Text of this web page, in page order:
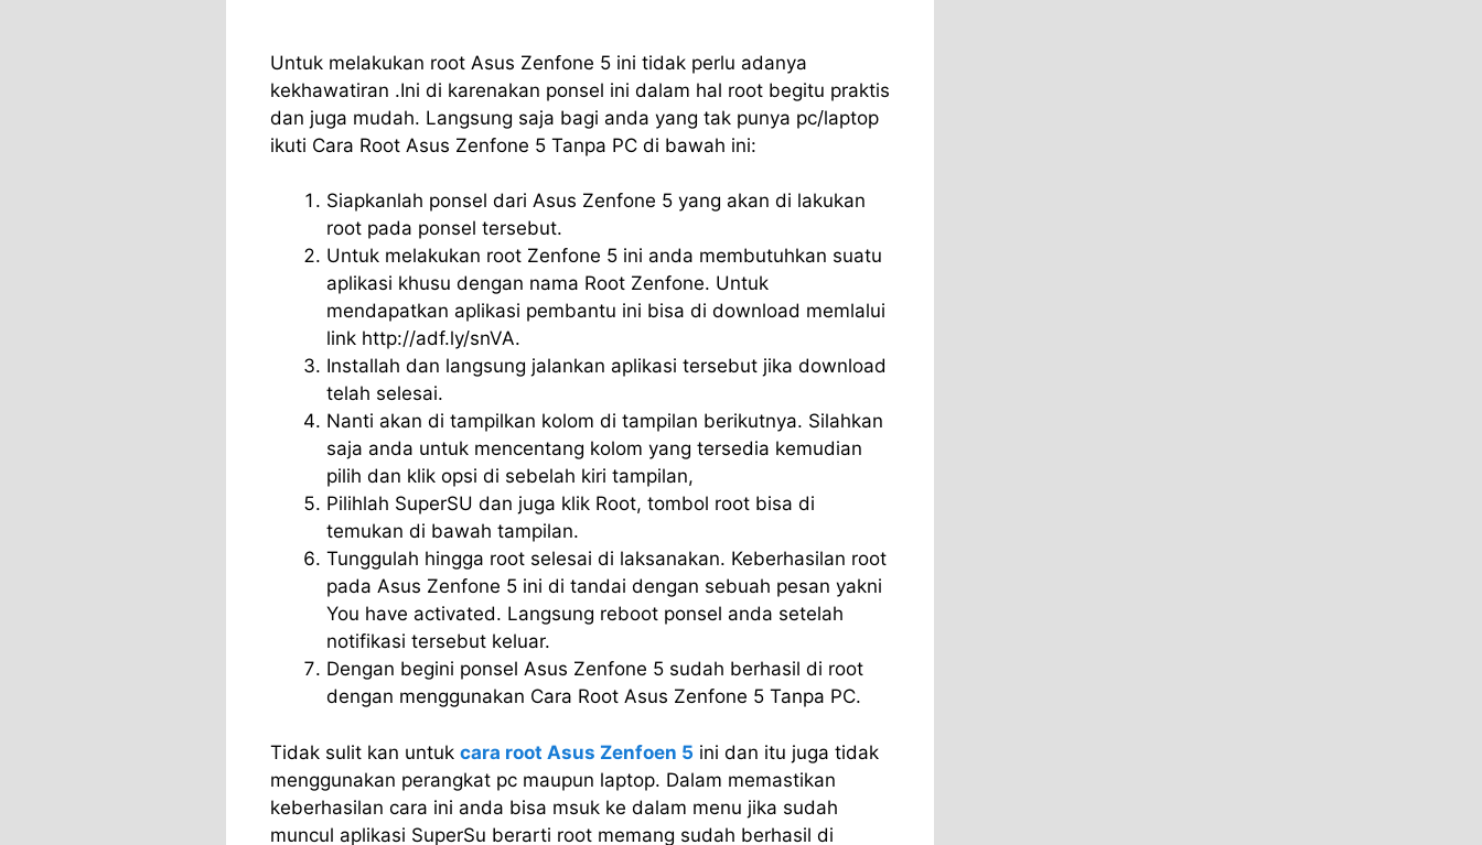
Untuk melakukan root Asus Zenfone 5 ini tidak perlu adanya
kekhawatiran .Ini di karenakan ponsel ini dalam hal root begitu praktis
dan juga mudah. Langsung saja bagi anda yang tak punya pc/laptop
ikuti Cara Root Asus Zenfone 5 Tanpa PC di bawah ini:
Siapkanlah ponsel dari Asus Zenfone 5 yang akan di lakukan
root pada ponsel tersebut.
Untuk melakukan root Zenfone 5 ini anda membutuhkan suatu
aplikasi khusu dengan nama Root Zenfone. Untuk
mendapatkan aplikasi pembantu ini bisa di download memlalui
link http://adf.ly/snVA.
Installah dan langsung jalankan aplikasi tersebut jika download
telah selesai.
Nanti akan di tampilkan kolom di tampilan berikutnya. Silahkan
saja anda untuk mencentang kolom yang tersedia kemudian
pilih dan klik opsi di sebelah kiri tampilan,
Pilihlah SuperSU dan juga klik Root, tombol root bisa di
temukan di bawah tampilan.
Tunggulah hingga root selesai di laksanakan. Keberhasilan root
pada Asus Zenfone 5 ini di tandai dengan sebuah pesan yakni
You have activated. Langsung reboot ponsel anda setelah
notifikasi tersebut keluar.
Dengan begini ponsel Asus Zenfone 5 sudah berhasil di root
dengan menggunakan Cara Root Asus Zenfone 5 Tanpa PC.
Tidak sulit kan untuk cara root Asus Zenfoen 5 ini dan itu juga tidak
menggunakan perangkat pc maupun laptop. Dalam memastikan
keberhasilan cara ini anda bisa msuk ke dalam menu jika sudah
muncul aplikasi SuperSu berarti root memang sudah berhasil di